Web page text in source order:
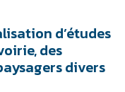
d’études
des
divers